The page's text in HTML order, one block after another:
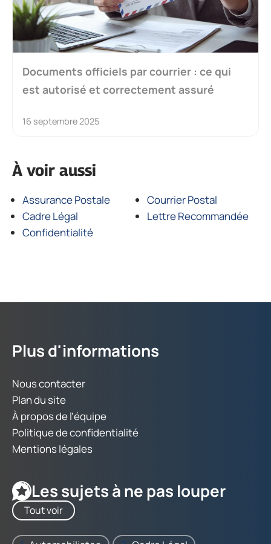
Documents officiels par courrier : ce qui
est autorisé et correctement assuré
16 septembre 2025
À voir aussi
Assurance Postale
Cadre Légal
Confidentialité
Courrier Postal
Lettre Recommandée
Plus d'informations
Nous contacter
Plan du site
À propos de l'équipe
Politique de confidentialité
Mentions légales
Les sujets à ne pas louper
Tout voir